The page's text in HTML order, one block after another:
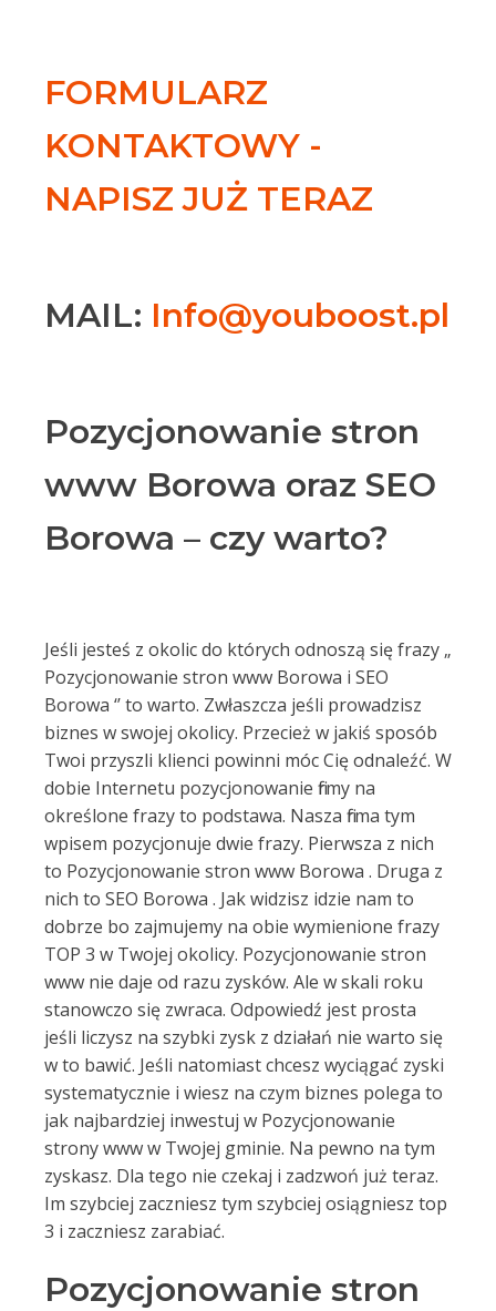
FORMULARZ
KONTAKTOWY -
NAPISZ JUŻ TERAZ
MAIL: Info@youboost.pl
Pozycjonowanie stron
www Borowa oraz SEO
Borowa – czy warto?
Jeśli jesteś z okolic do których odnoszą się frazy „
Pozycjonowanie stron www Borowa i SEO
Borowa ‘’ to warto. Zwłaszcza jeśli prowadzisz
biznes w swojej okolicy. Przecież w jakiś sposób
Twoi przyszli klienci powinni móc Cię odnaleźć. W
dobie Internetu pozycjonowanie firmy na
określone frazy to podstawa. Nasza firma tym
wpisem pozycjonuje dwie frazy. Pierwsza z nich
to Pozycjonowanie stron www Borowa . Druga z
nich to SEO Borowa . Jak widzisz idzie nam to
dobrze bo zajmujemy na obie wymienione frazy
TOP 3 w Twojej okolicy. Pozycjonowanie stron
www nie daje od razu zysków. Ale w skali roku
stanowczo się zwraca. Odpowiedź jest prosta
jeśli liczysz na szybki zysk z działań nie warto się
w to bawić. Jeśli natomiast chcesz wyciągać zyski
systematycznie i wiesz na czym biznes polega to
jak najbardziej inwestuj w Pozycjonowanie
strony www w Twojej gminie. Na pewno na tym
zyskasz. Dla tego nie czekaj i zadzwoń już teraz.
Im szybciej zaczniesz tym szybciej osiągniesz top
3 i zaczniesz zarabiać.
Pozycjonowanie stron